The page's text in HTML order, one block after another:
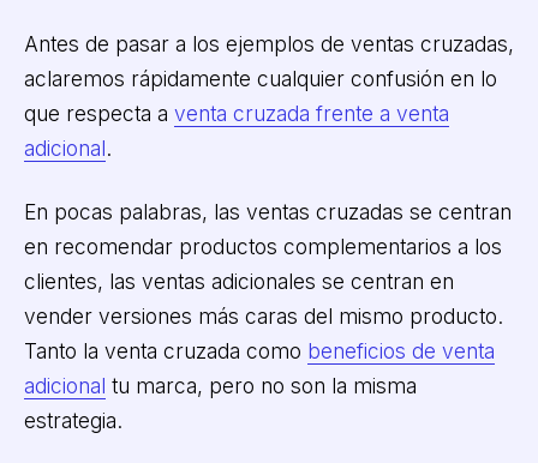
Antes de pasar a los ejemplos de ventas cruzadas,
aclaremos rápidamente cualquier confusión en lo
que respecta a venta cruzada frente a venta
adicional.
En pocas palabras, las ventas cruzadas se centran
en recomendar productos complementarios a los
clientes, las ventas adicionales se centran en
vender versiones más caras del mismo producto.
Tanto la venta cruzada como beneficios de venta
adicional tu marca, pero no son la misma
estrategia.